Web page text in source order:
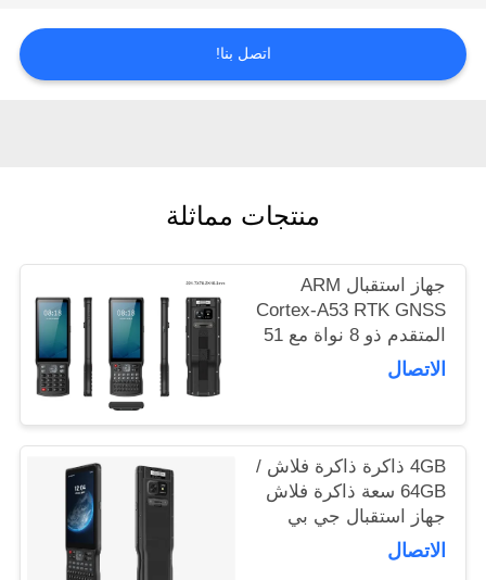
خريطة
الموقع
اتصل بنا!
منتجات مماثلة
جهاز استقبال ARM
Cortex-A53 RTK GNSS
المتقدم ذو 8 نواة مع 51
مفتاحًا ومفتاحًا مخصصًا
من جانب واحد ومصدر
الاتصال
4GB ذاكرة ذاكرة فلاش /
64GB سعة ذاكرة فلاش
جهاز استقبال جي بي
إس مع جهاز استشعار
معدل التسارع والأداء
الاتصال